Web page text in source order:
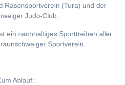
Rasensportverein (Tura) und der
Judo-Club.
ein nachhaltiges Sporttreiben aller
Sportverein.
Ablauf: